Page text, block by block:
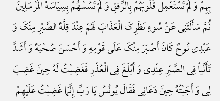
بِهِمْ وَ لَمْ تَسْتَعْمِلْ قُلُوبَهُمْ بِالرِّفْقِ وَ لَمْ تَسُسْهُمْ بِسِیَاسَهًْ الْمُرْسَلِینَ
ثُمَّ سَأَلْتَنِی عَنْ سُوءِ نَظَرِکَ الْعَذَابَ لَهُمْ عِنْدَ قِلَّهًَْ الصَّبْرِ مِنْکَ وَ
عَبْدِی نُوحٌ کَانَ أَصْبَرَ مِنْکَ عَلَی قَوْمِهِ وَ أَحْسَنَ صُحْبَهًْ وَ أَشَدَّ
تَأَنِّیاً فِی الصَّبْرِ عِنْدِی وَ أَبْلَغَ فِی الْعُذْرِ فَغَضِبْتُ لَهُ حِینَ غَضِبَ
لِی وَ أَجَبْتُهُ حِینَ دَعَانِی فَقَالَ یُونُسُ یَا رَبِّ إِنَّمَا غَضِبْتُ عَلَیْهِمْ